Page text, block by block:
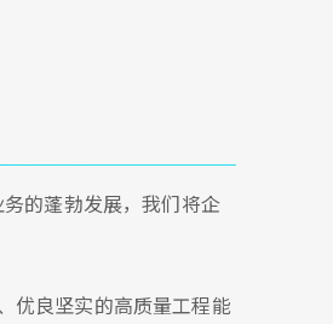
的蓬勃发展，我们将企
优良坚实的高质量工程能